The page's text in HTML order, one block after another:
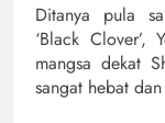
Ditanya pula
‘Black
mangsa dekat
sangat hebat